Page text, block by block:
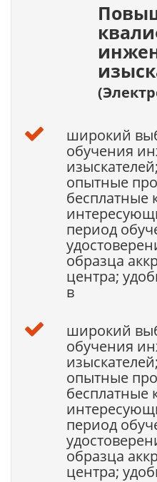
широкий
обучения
опытные
бесплатные
период
образца
центра;
в
широкий
обучения
опытные
бесплатные
период
образца
центра;